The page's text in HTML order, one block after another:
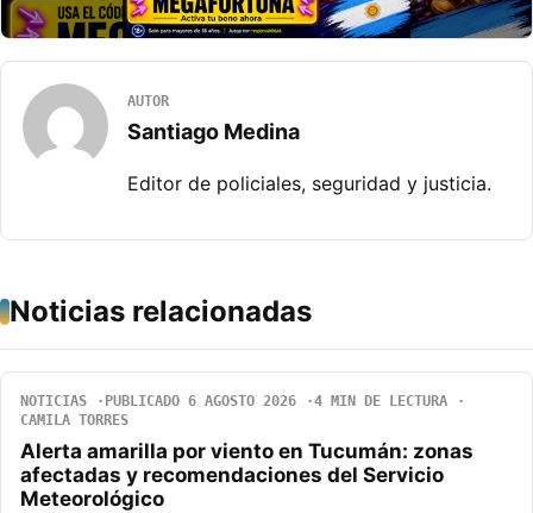
AUTOR
Santiago Medina
Editor de policiales, seguridad y justicia.
Noticias relacionadas
NOTICIAS PUBLICADO 6 AGOSTO 2026
4 MIN DE LECTURA
CAMILA TORRES
Alerta amarilla por viento en Tucumán: zonas
afectadas y recomendaciones del Servicio
Meteorológico